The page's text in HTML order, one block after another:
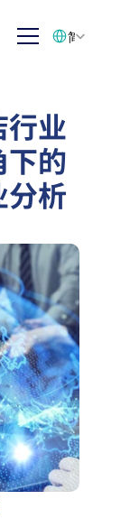
业
的
析
简体中文